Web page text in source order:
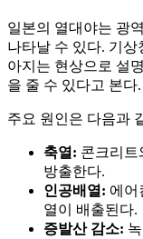
일본의 열대야는 광
나타날 수 있다. 기
아지는 현상으로 설
을 줄 수 있다고 본다.
주요 원인은 다음과
축열: 콘크리트
방출한다.
인공배열: 에어
열이 배출된다.
증발산 감소: